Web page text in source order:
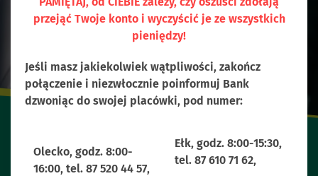
przejąć Twoje konto i wyczyścić je ze wszystkich
pieniędzy!
Jeśli masz jakiekolwiek wątpliwości, zakończ
połączenie i niezwłocznie poinformuj Bank
dzwoniąc do swojej placówki, pod numer:
Olecko, godz. 8:00-
16:00, tel. 87 520 44 57,
Ełk, godz. 8:00-15:30,
tel. 87 610 71 62,